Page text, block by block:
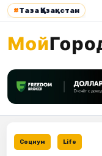
#Таза Қазақстан
Социум Life